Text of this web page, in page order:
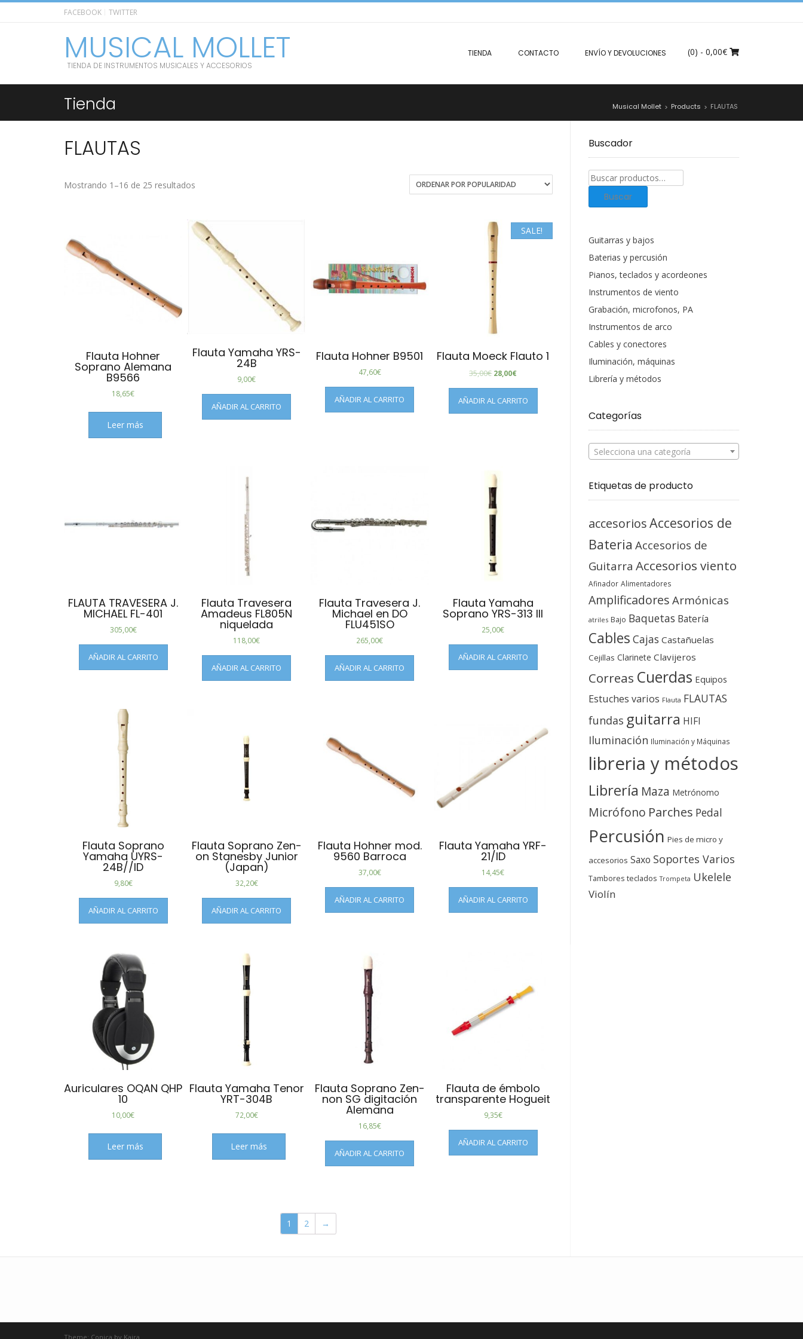
FACEBOOK TWITTER
MUSICAL MOLLET
TIENDA DE INSTRUMENTOS MUSICALES Y ACCESORIOS
TIENDA CONTACTO ENVÍO Y DEVOLUCIONES (0) - 0,00€
Tienda Musical Mollet > Products > FLAUTAS
FLAUTAS
Mostrando 1–16 de 25 resultados
Flauta Hohner
Soprano Alemana
B9566
18,65€
Leer más
Flauta Yamaha YRS-
24B
9,00€
AÑADIR AL CARRITO
Flauta Hohner B9501
47,60€
AÑADIR AL CARRITO
SALE!
Flauta Moeck Flauto 1
35,00€ 28,00€
AÑADIR AL CARRITO
FLAUTA TRAVESERA J.
MICHAEL FL-401
305,00€
AÑADIR AL CARRITO
Flauta Travesera
Amadeus FL805N
niquelada
118,00€
AÑADIR AL CARRITO
Flauta Travesera J.
Michael en DO
FLU451SO
265,00€
AÑADIR AL CARRITO
Flauta Yamaha
Soprano YRS-313 III
25,00€
AÑADIR AL CARRITO
Flauta Soprano
Yamaha UYRS-
24B//ID
9,80€
AÑADIR AL CARRITO
Flauta Soprano Zen-
on Stanesby Junior
(Japan)
32,20€
AÑADIR AL CARRITO
Flauta Hohner mod.
9560 Barroca
37,00€
AÑADIR AL CARRITO
Flauta Yamaha YRF-
21/ID
14,45€
AÑADIR AL CARRITO
Auriculares OQAN QHP
10
10,00€
Leer más
Flauta Yamaha Tenor
YRT-304B
72,00€
Leer más
Flauta Soprano Zen-
non SG digitación
Alemana
16,85€
AÑADIR AL CARRITO
Flauta de émbolo
transparente Hogueit
9,35€
AÑADIR AL CARRITO
1 2 →
Buscador
Buscar
productos:
Buscar
Guitarras y bajos
Baterias y percusión
Pianos, teclados y acordeones
Instrumentos de viento
Grabación, microfonos, PA
Instrumentos de arco
Cables y conectores
Iluminación, máquinas
Librería y métodos
Categorías
Selecciona una categoría
Etiquetas de producto
accesoriosAccesorios de
Bateria Accesorios de
Guitarra Accesorios viento
Afinador Alimentadores
Amplificadores Armónicas
atriles Bajo Baquetas Batería
Cables Cajas Castañuelas
Cejillas Clarinete Clavijeros
Correas Cuerdas Equipos
Estuches varios Flauta FLAUTAS
fundas guitarra HIFI
Iluminación Iluminación y Máquinas
libreria y métodos
Librería Maza Metrónomo
Micrófono Parches Pedal
Percusión Pies de micro y
accesorios Saxo Soportes Varios
Tambores teclados Trompeta Ukelele
Violín
Theme: Conica by Kaira